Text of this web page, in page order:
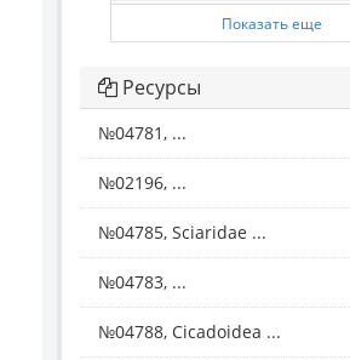
Показать еще
Ресурсы
№04781, ...
№02196, ...
№04785, Sciaridae ...
№04783, ...
№04788, Cicadoidea ...